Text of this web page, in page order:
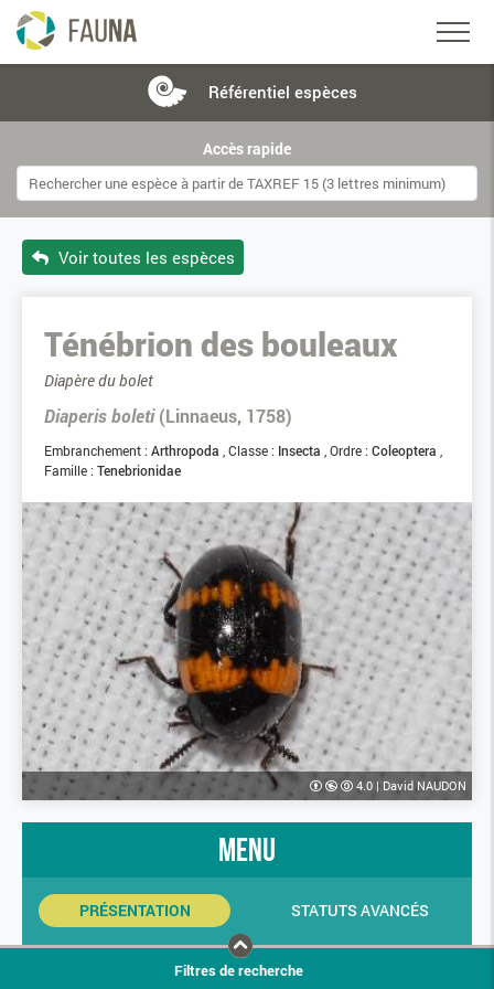
Référentiel espèces
Accès rapide
Voir toutes les espèces
Ténébrion des bouleaux
Diapère du bolet
Diaperis boleti(Linnaeus, 1758)
Embranchement : Arthropoda Classe : Insecta Ordre : Coleoptera
Famille : Tenebrionidae
4.0 | David NAUDON
menu
PRÉSENTATION STATUTS AVANCÉS
INDICATEURS SINP
PHOTOS
Filtres de recherche